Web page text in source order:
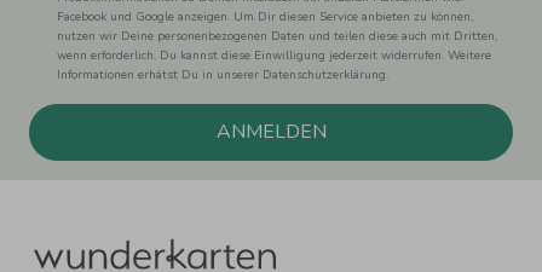
Facebook und Google anzeigen. Um Dir diesen Service anbieten zu können,
nutzen wir Deine personenbezogenen Daten und teilen diese auch mit Dritten,
wenn erforderlich. Du kannst diese Einwilligung jederzeit widerrufen. Weitere
Informationen erhätst Du in unserer Datenschutzerklärung.
ANMELDEN